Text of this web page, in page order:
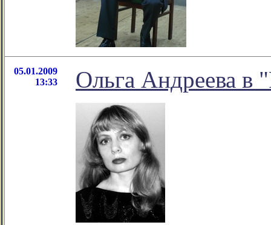
05.01.2009
13:33
Ольга Андреева в